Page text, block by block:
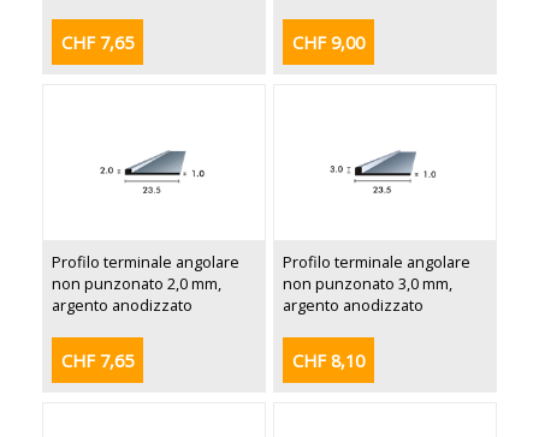
CHF 7,65 CHF 9,00
Profilo terminale angolare
non punzonato 2,0 mm,
argento anodizzato
CHF 7,65
Profilo terminale angolare
non punzonato 3,0 mm,
argento anodizzato
CHF 8,10